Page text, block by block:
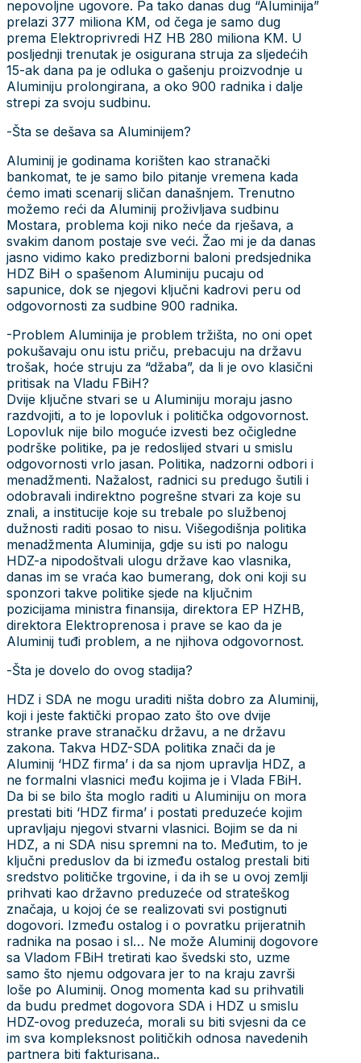
nepovoljne ugovore. Pa tako danas dug “Aluminija”
prelazi 377 miliona KM, od čega je samo dug
prema Elektroprivredi HZ HB 280 miliona KM. U
posljednji trenutak je osigurana struja za sljedećih
15-ak dana pa je odluka o gašenju proizvodnje u
Aluminiju prolongirana, a oko 900 radnika i dalje
strepi za svoju sudbinu.
-Šta se dešava sa Aluminijem?
Aluminij je godinama korišten kao stranački
bankomat, te je samo bilo pitanje vremena kada
ćemo imati scenarij sličan današnjem. Trenutno
možemo reći da Aluminij proživljava sudbinu
Mostara, problema koji niko neće da rješava, a
svakim danom postaje sve veći. Žao mi je da danas
jasno vidimo kako predizborni baloni predsjednika
HDZ BiH o spašenom Aluminiju pucaju od
sapunice, dok se njegovi ključni kadrovi peru od
odgovornosti za sudbine 900 radnika.
-Problem Aluminija je problem tržišta, no oni opet
pokušavaju onu istu priču, prebacuju na državu
trošak, hoće struju za “džaba”, da li je ovo klasični
pritisak na Vladu FBiH?
Dvije ključne stvari se u Aluminiju moraju jasno
razdvojiti, a to je lopovluk i politička odgovornost.
Lopovluk nije bilo moguće izvesti bez očigledne
podrške politike, pa je redoslijed stvari u smislu
odgovornosti vrlo jasan. Politika, nadzorni odbori i
menadžmenti. Nažalost, radnici su predugo šutili i
odobravali indirektno pogrešne stvari za koje su
znali, a institucije koje su trebale po službenoj
dužnosti raditi posao to nisu. Višegodišnja politika
menadžmenta Aluminija, gdje su isti po nalogu
HDZ-a nipodoštvali ulogu države kao vlasnika,
danas im se vraća kao bumerang, dok oni koji su
sponzori takve politike sjede na ključnim
pozicijama ministra finansija, direktora EP HZHB,
direktora Elektroprenosa i prave se kao da je
Aluminij tuđi problem, a ne njihova odgovornost.
-Šta je dovelo do ovog stadija?
HDZ i SDA ne mogu uraditi ništa dobro za Aluminij,
koji i jeste faktički propao zato što ove dvije
stranke prave stranačku državu, a ne državu
zakona. Takva HDZ-SDA politika znači da je
Aluminij ‘HDZ firma’ i da sa njom upravlja HDZ, a
ne formalni vlasnici među kojima je i Vlada FBiH.
Da bi se bilo šta moglo raditi u Aluminiju on mora
prestati biti ‘HDZ firma’ i postati preduzeće kojim
upravljaju njegovi stvarni vlasnici. Bojim se da ni
HDZ, a ni SDA nisu spremni na to. Međutim, to je
ključni preduslov da bi između ostalog prestali biti
sredstvo političke trgovine, i da ih se u ovoj zemlji
prihvati kao državno preduzeće od strateškog
značaja, u kojoj će se realizovati svi postignuti
dogovori. Između ostalog i o povratku prijeratnih
radnika na posao i sl… Ne može Aluminij dogovore
sa Vladom FBiH tretirati kao švedski sto, uzme
samo što njemu odgovara jer to na kraju završi
loše po Aluminij. Onog momenta kad su prihvatili
da budu predmet dogovora SDA i HDZ u smislu
HDZ-ovog preduzeća, morali su biti svjesni da ce
im sva kompleksnost političkih odnosa navedenih
partnera biti fakturisana..